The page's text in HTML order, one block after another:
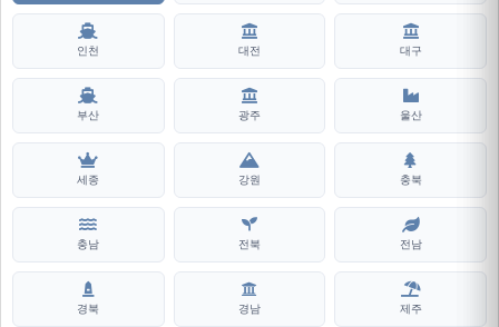
인천 대전 대구
부산 광주 울산
세종 강원 충북
충남 전북 전남
경북 경남 제주